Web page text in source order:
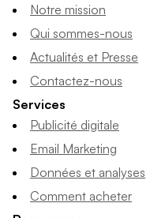
Notre mission
Qui sommes-nous
Actualités et Presse
Contactez-nous
Services
Publicité digitale
Email Marketing
Données et analyses
Comment acheter